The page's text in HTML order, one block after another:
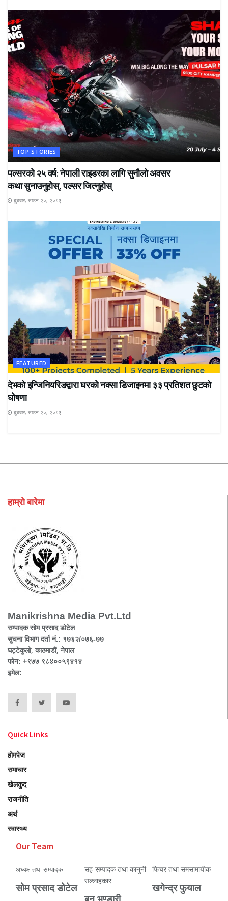
TOP STORIES
पल्सरको २५ वर्ष: नेपाली राइडरका लागि सुनौलो अवसर
कथा सुनाउनुहोस्, पल्सर जित्नुहोस्
बुधबार, साउन २०, २०८३
FEATURED
देभको इन्जिनियरिङद्वारा घरको नक्सा डिजाइनमा ३३ प्रतिशत छुटको
घोषणा
बुधबार, साउन २०, २०८३
हाम्रो बारेमा
Manikrishna Media Pvt.Ltd
सम्पादक सोम प्रसाद डोटेल
सुचना विभाग दर्ता नं.: १७६२/०७६-७७
घट्टेकुलो, काठमाडौं, नेपाल
फोन: +९७७ ९८४००५९४१४
इमेल:
Quick Links
होमपेज
समाचार
खेलकुद
राजनीति
अर्थ
स्वास्थ्य
Our Team
अध्यक्ष तथा सम्पादक
सोम प्रसाद डोटेल
सह-सम्पादक तथा कानुनी
सल्लाहकार
फिचर तथा समसामायीक
खगेन्द्र फुयाल